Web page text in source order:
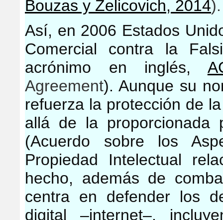
Bouzas y Zelicovich, 2014).
Así, en 2006 Estados
Comercial contra la
acrónimo en inglés,
Agreement). Aunque su
refuerza la protección de
allá de la proporcionada
(Acuerdo sobre los
Propiedad Intelectual
hecho, además de
centra en defender los
digital –internet­–,